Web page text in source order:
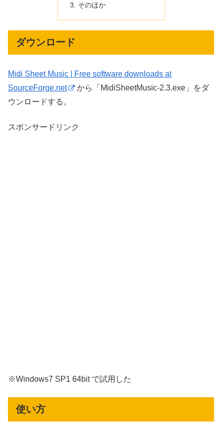
そのほか
ダウンロード
Midi Sheet Music | Free software downloads at
SourceForge.net
から「MidiSheetMusic-2.3.exe」をダ
ウンロードする。
スポンサードリンク
※Windows7 SP1 64bit で試用した
使い方